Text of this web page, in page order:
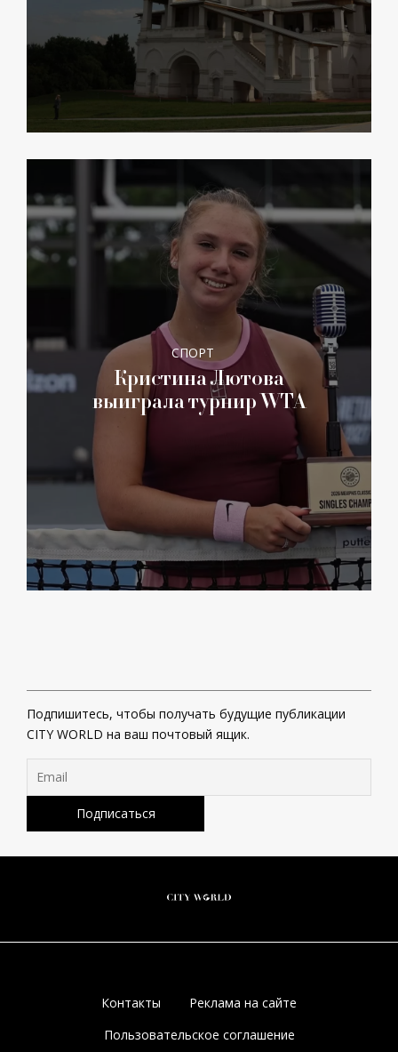
СПОРТ
Кристина Лютова
выиграла турнир WTA
Подпишитесь, чтобы получать будущие публикации
CITY WORLD на ваш почтовый ящик.
Контакты
Реклама на сайте
Пользовательское соглашение